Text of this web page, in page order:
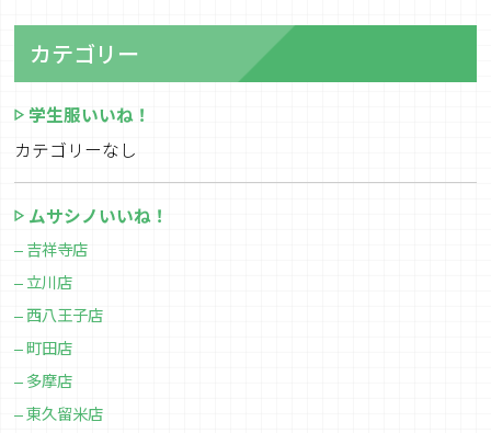
カテゴリー
学生服いいね！
カテゴリーなし
ムサシノいいね！
吉祥寺店
立川店
西八王子店
町田店
多摩店
東久留米店